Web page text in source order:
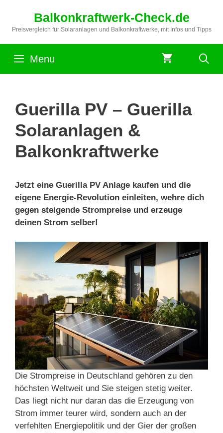
springen
Balkonkraftwerk-Check.de
Preisvergleich für Solaranlagen und Balkonkraftwerke, mit Infos und Tipps
Menu
Guerilla PV – Guerilla
Solaranlagen &
Balkonkraftwerke
Jetzt eine Guerilla PV Anlage kaufen und die
eigene Energie-Revolution einleiten, wehre dich
gegen steigende Strompreise und erzeuge
deinen Strom selber!
Die Strompreise in Deutschland gehören zu den
höchsten Weltweit und Sie steigen stetig weiter.
Das liegt nicht nur daran das die Erzeugung von
Strom immer teurer wird, sondern auch an der
verfehlten Energiepolitik und der Gier der großen